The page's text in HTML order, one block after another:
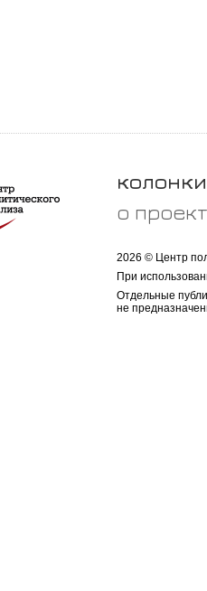
колонки
о
2026 © Центр
При
Отдельные
не